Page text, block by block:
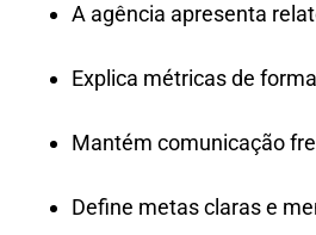
A agência apresenta
Explica métricas de
Mantém comunicação
Define metas claras e